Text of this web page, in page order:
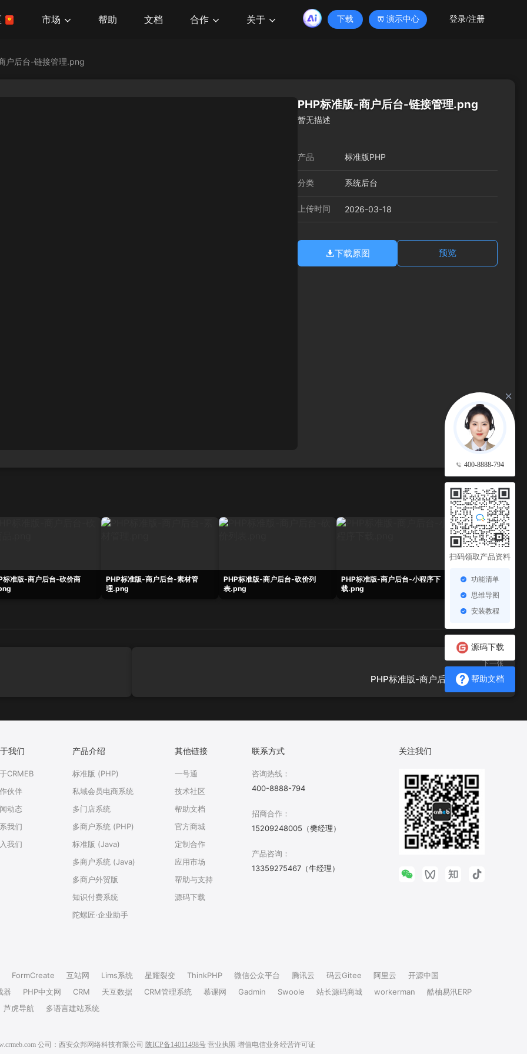
市场 帮助 文档 合作 关于 下载 演示中心 登录/注册
400-8888-794
扫码领取产品资料
功能清单
思维导图
安装教程
源码下载
帮助文档
户后台-链接管理.png
PHP标准版-商户后台-链接管理.png
暂无描述
产品 标准版PHP
分类 系统后台
上传时间 2026-03-18
下载原图 预览
查看更多 →
标准版-商户后台-砍价商
PHP标准版-商户后台-素材管
理.png
PHP标准版-商户后台-砍价列
表.png
PHP标准版-商户后台-小程序下
载.png
PHP标准版-商户后
下一张
PHP标准版-商户后台-渠道码.png
我们
CRMEB
伙伴
动态
我们
我们
产品介绍
标准版 (PHP)
私域会员电商系统
多门店系统
多商户系统 (PHP)
标准版 (Java)
多商户系统 (Java)
多商户外贸版
知识付费系统
陀螺匠·企业助手
其他链接
一号通
技术社区
帮助文档
官方商城
定制合作
应用市场
帮助与支持
源码下载
联系方式
咨询热线：
400-8888-794
招商合作：
15209248005（樊经理）
产品咨询：
13359275467（牛经理）
关注我们
FormCreate 互站网 Lims系统 星耀裂变 ThinkPHP 微信公众平台 腾讯云 码云Gitee 阿里云
开源中国
器
PHP中文网 CRM 天互数据 CRM管理系统 慕课网 Gadmin Swoole 站长源码商城 workerman
酷柚易汛ERP
芦虎导航
多语言建站系统
公司：西安众邦网络科技有限公司 陕ICP备14011498号 营业执照 增值电信业务经营许可证